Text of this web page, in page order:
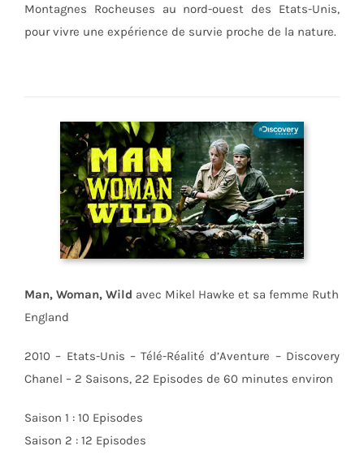
Montagnes Rocheuses au nord-ouest des Etats-Unis,
pour vivre une expérience de survie proche de la nature.
Man, Woman, Wild avec Mikel Hawke et sa femme Ruth
England
2010 – Etats-Unis – Télé-Réalité d’Aventure – Discovery
Chanel – 2 Saisons, 22 Episodes de 60 minutes environ
Saison 1 : 10 Episodes
Saison 2 : 12 Episodes